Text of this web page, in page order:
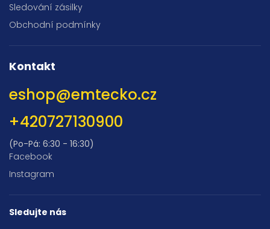
Sledování zásilky
Obchodní podmínky
Kontakt
eshop@emtecko.cz
+420727130900
(Po-Pá: 6:30 - 16:30)
Facebook
Instagram
Sledujte nás